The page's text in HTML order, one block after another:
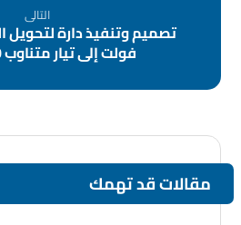
التالى
فولت إلى تيار متناوب 220 فولت
مقالات قد تهمك